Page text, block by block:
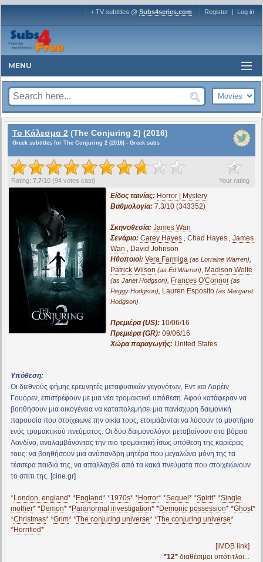
+ TV subtitles @ Subs4series.com Register | Log in
MENU
Το Κάλεσμα 2 (The Conjuring 2) (2016)
Greek subtitles for The Conjuring 2 (2016) - Greek subs
?
Your rating
Rating: 7.7/10 (94 votes cast)
Είδος ταινίας: Horror | Mystery
Βαθμολογία: 7.3/10 (343352)
Σκηνοθεσία: James Wan
Σενάριο: Carey Hayes, Chad Hayes, James
Wan , David Johnson
Ηθοποιοί: Vera Farmiga (as Lorraine Warren),
Patrick Wilson (as Ed Warren), Madison Wolfe
(as Janet Hodgson), Frances O'Connor (as
Peggy Hodgson), Lauren Esposito (as Margaret
Hodgson)
Πρεμιέρα (US): 10/06/16
Πρεμιέρα (GR): 09/06/16
Χώρα παραγωγής: United States
Υπόθεση:
Οι διεθνούς φήμης ερευνητές μεταφυσικών γεγονότων, Εντ και Λορέιν
Γουόρεν, επιστρέφουν µε μια νέα τρομακτική υπόθεση. Αφού κατάφεραν να
βοηθήσουν μια οικογένεια να καταπολεμήσει μια πανίσχυρη δαιμονική
παρουσία που στοίχειωνε την οικία τους, ετοιμάζονται να λύσουν το μυστήριο
ενός τρομακτικού πνεύματος. Οι δύο δαιμονολόγοι μεταβαίνουν στο βόρειο
Λονδίνο, αναλαμβάνοντας την πιο τρομακτική ίσως υπόθεση της καριέρας
τους: να βοηθήσουν μια ανύπανδρη μητέρα που μεγαλώνει μόνη της τα
τέσσερα παιδιά της, να απαλλαχθεί από τα κακά πνεύματα που στοιχειώνουν
το σπίτι της. [cine.gr]
*London, england* *England* *1970s* *Horror* *Sequel * *Spirit* *Single
mother* *Demon* *Paranormal investigation* *Demonic possession* *Ghost*
*Christmas* *Grim* *The conjuring universe* *The conjuring universe*
*Horrified*
[iMDB link]
*12* διαθέσιμοι υπότιτλοι...